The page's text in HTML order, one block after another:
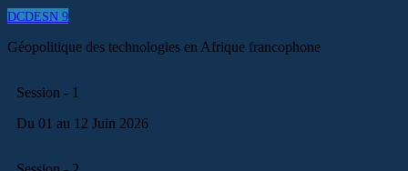
DCDESN 9
Géopolitique des technologies en Afrique francophone
Session - 1
Du 01 au 12 Juin 2026